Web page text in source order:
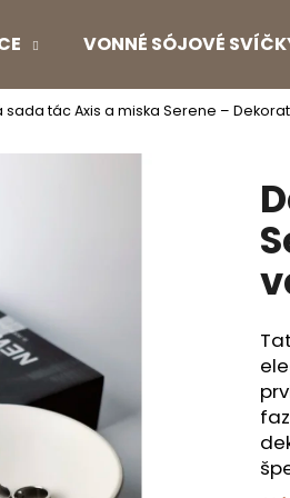
VONNÉ SÓJOVÉ
sada tác Axis a miska Serene –
Co potřebujete